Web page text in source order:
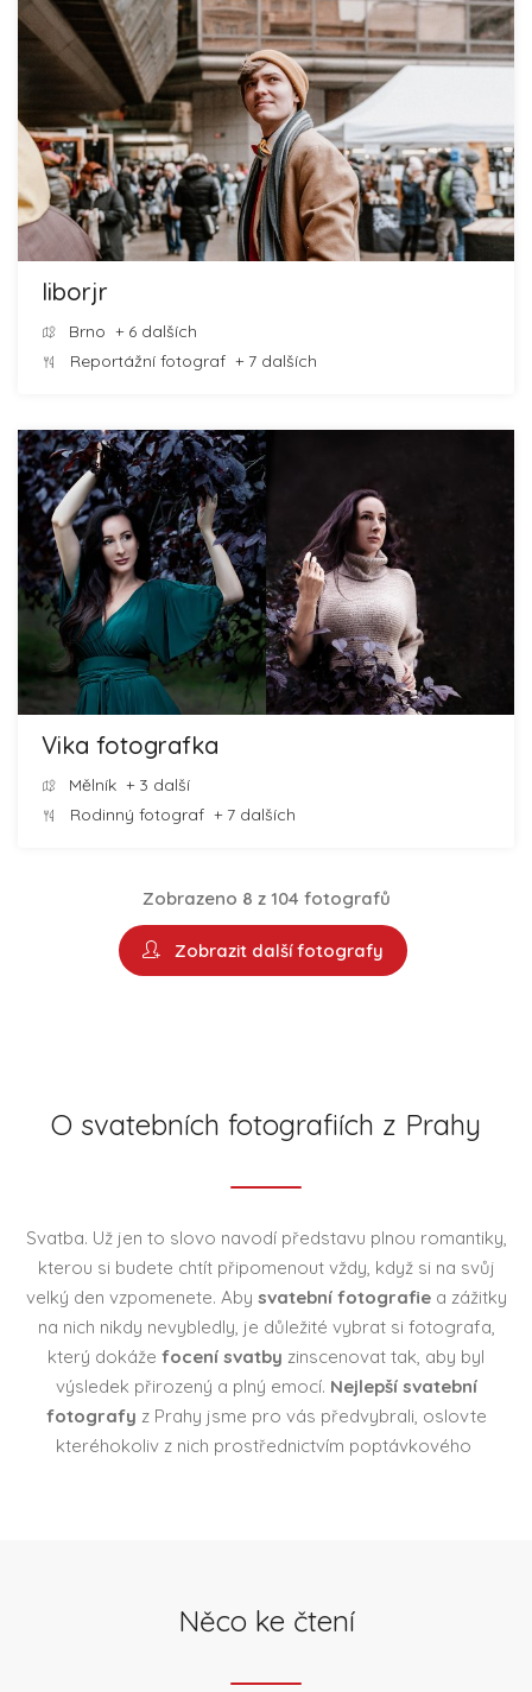
liborjr
Brno + 6 dalších
Reportážní fotograf + 7 dalších
Vika fotografka
Mělník + 3 další
Rodinný fotograf + 7 dalších
Zobrazeno 8 z 104 fotografů
Zobrazit další fotografy
O svatebních fotografiích z Prahy
Svatba. Už jen to slovo navodí představu plnou romantiky,
kterou si budete chtít připomenout vždy, když si na svůj
velký den vzpomenete. Aby svatební fotografiea zážitky
na nich nikdy nevybledly, je důležité vybrat si fotografa,
který dokáže focení svatby zinscenovat tak, aby byl
výsledek přirozený a plný emocí. Nejlepší svatební
fotografy z Prahy jsme pro vás předvybrali, oslovte
kteréhokoliv z nich prostřednictvím poptávkového
Něco ke čtení